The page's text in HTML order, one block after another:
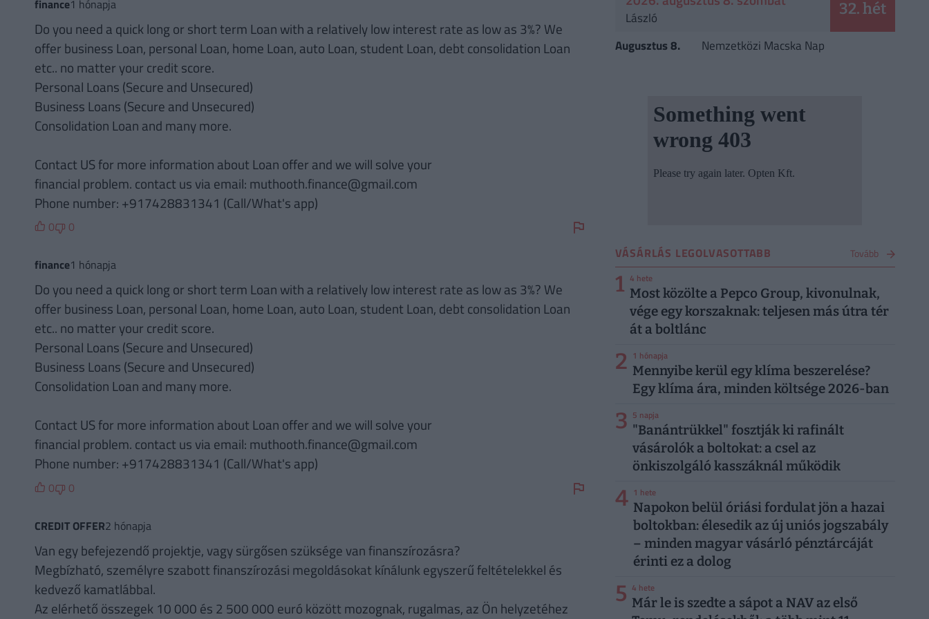
finance1 hónapja
Do you need a quick long or short term Loan with a relatively low interest rate as low as 3%? We
offer business Loan, personal Loan, home Loan, auto Loan, student Loan, debt consolidation Loan
etc.. no matter your credit score.
Personal Loans (Secure and Unsecured)
Business Loans (Secure and Unsecured)
Consolidation Loan and many more.
Contact US for more information about Loan offer and we will solve your
financial problem. contact us via email: muthooth.finance@gmail.com
Phone number: +917428831341 (Call/What's app)
0 0
finance1 hónapja
Do you need a quick long or short term Loan with a relatively low interest rate as low as 3%? We
offer business Loan, personal Loan, home Loan, auto Loan, student Loan, debt consolidation Loan
etc.. no matter your credit score.
Personal Loans (Secure and Unsecured)
Business Loans (Secure and Unsecured)
Consolidation Loan and many more.
Contact US for more information about Loan offer and we will solve your
financial problem. contact us via email: muthooth.finance@gmail.com
Phone number: +917428831341 (Call/What's app)
0 0
CREDIT OFFER2 hónapja
Van egy befejezendő projektje, vagy sürgősen szüksége van finanszírozásra?
Megbízható, személyre szabott finanszírozási megoldásokat kínálunk egyszerű feltételekkel és
kedvező kamatlábbal.
Az elérhető összegek 10 000 és 2 500 000 euró között mozognak, rugalmas, az Ön helyzetéhez
László 32. hét
Augusztus 8. Nemzetközi Macska Nap
VÁSÁRLÁS LEGOLVASOTTABB Tovább
1 4 hete
Most közölte a Pepco Group, kivonulnak,
vége egy korszaknak: teljesen más útra tér
át a boltlánc
2 1 hónapja
Mennyibe kerül egy klíma beszerelése?
Egy klíma ára, minden költsége 2026-ban
3 5 napja
"Banántrükkel" fosztják ki rafinált
vásárolók a boltokat: a csel az
önkiszolgáló kasszáknál működik
4 1 hete
Napokon belül óriási fordulat jön a hazai
boltokban: élesedik az új uniós jogszabály
– minden magyar vásárló pénztárcáját
érinti ez a dolog
5 4 hete
Már le is szedte a sápot a NAV az első